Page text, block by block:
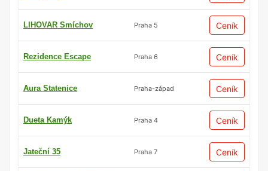
LIHOVAR Smíchov Praha 5 Ceník
Rezidence Escape Praha 6 Ceník
Aura Statenice Praha-západ Ceník
Dueta Kamýk Praha 4 Ceník
Jateční 35 Praha 7 Ceník